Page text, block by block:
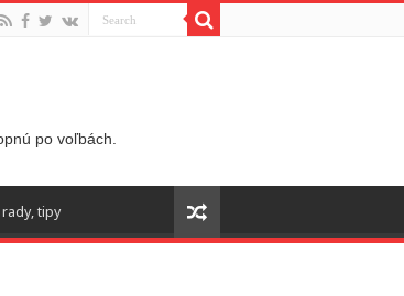
po voľbách.
tipy